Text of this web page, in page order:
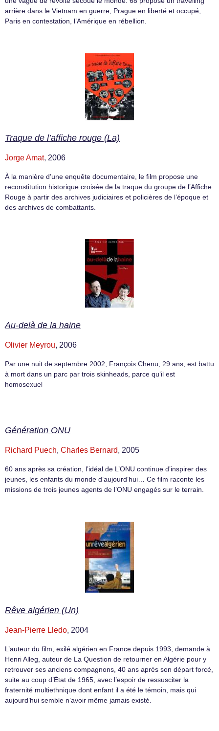
arrière dans le Vietnam en guerre, Prague en liberté et occupé,
Paris en contestation, l’Amérique en rébellion.
Traque de l’affiche rouge (La)
Jorge Amat, 2006
À la manière d’une enquête documentaire, le film propose une
reconstitution historique croisée de la traque du groupe de l’Affiche
Rouge à partir des archives judiciaires et policières de l’époque et
des archives de combattants.
Au-delà de la haine
Olivier Meyrou, 2006
Par une nuit de septembre 2002, François Chenu, 29 ans, est battu
à mort dans un parc par trois skinheads, parce qu’il est
homosexuel
Génération ONU
Richard Puech, Charles Bernard, 2005
60 ans après sa création, l’idéal de L’ONU continue d’inspirer des
jeunes, les enfants du monde d’aujourd’hui… Ce film raconte les
missions de trois jeunes agents de l’ONU engagés sur le terrain.
Rêve algérien (Un)
Jean-Pierre Lledo, 2004
L’auteur du film, exilé algérien en France depuis 1993, demande à
Henri Alleg, auteur de La Question de retourner en Algérie pour y
retrouver ses anciens compagnons, 40 ans après son départ forcé,
suite au coup d’État de 1965, avec l’espoir de ressusciter la
fraternité multiethnique dont enfant il a été le témoin, mais qui
aujourd’hui semble n’avoir même jamais existé.